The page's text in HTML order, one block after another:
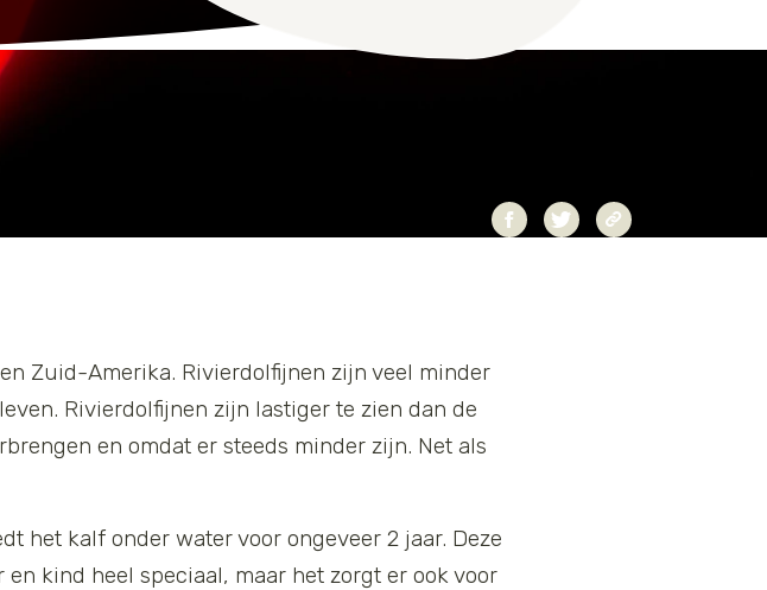
Zuid-Amerika. Rivierdolfijnen zijn veel minder
Rivierdolfijnen zijn lastiger te zien dan de
en omdat er steeds minder zijn. Net als
het kalf onder water voor ongeveer 2 jaar. Deze
kind heel speciaal, maar het zorgt er ook voor